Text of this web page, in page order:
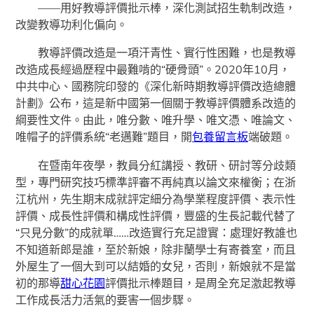
——用好教導評價批示棒，深化測試招生軌制改造，
改變教導功利化偏向。
教導評價改造是一項汗青性、實行性困難，也是教導
改造成長經過歷程中最難啃的“硬骨頭”。2020年10月，
中共中心、國務院印發的《深化新時期教導評價改造總體
計劃》公布，這是新中國第一個關于教導評價體系改造的
綱要性文件。由此，唯分數、唯升學、唯文憑、唯論文、
唯帽子的評價系統“老邁難”題目，開包養留言板端破題。
在暨南年夜學，教員分紅講授、教研、研討等分歧類
型，專門研究技巧標準評審不再純真以論文來權衡；在浙
江杭州，先生期末成就評定細分為學業程度評價、表示性
評價、成長性評價和構成性評價，豐盛的生長記載代替了
“只見分數”的成就單……改造實行充足證實：處理好教誰也
不知道新郎是誰，至於新娘，除非蘭學士有寄養室，而且
外屋生了一個大到可以結婚的女兒，否則，新娘就不是當
初的那導甜心花園評價批示棒題目，是周全充足激起教導
工作成長活力活氣的要害一個步驟。